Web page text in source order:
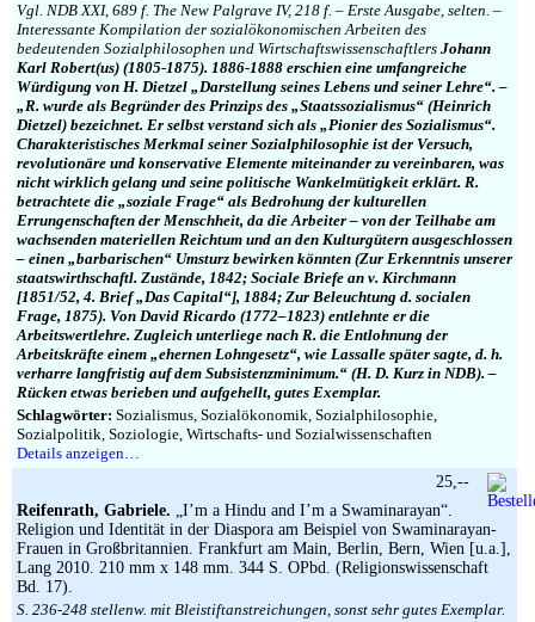
Vgl. NDB XXI, 689 f. The New Palgrave IV, 218 f. – Erste Ausgabe, selten. –
Interessante Kompilation der sozialökonomischen Arbeiten des
bedeutenden Sozialphilosophen und Wirtschaftswissenschaftlers Johann
Karl Robert(us) (1805-1875). 1886-1888 erschien eine umfangreiche
Würdigung von H. Dietzel „Darstellung seines Lebens und seiner Lehre“. –
„R. wurde als Begründer des Prinzips des „Staatssozialismus“ (Heinrich
Dietzel) bezeichnet. Er selbst verstand sich als „Pionier des Sozialismus“.
Charakteristisches Merkmal seiner Sozialphilosophie ist der Versuch,
revolutionäre und konservative Elemente miteinander zu vereinbaren, was
nicht wirklich gelang und seine politische Wankelmütigkeit erklärt. R.
betrachtete die „soziale Frage“ als Bedrohung der kulturellen
Errungenschaften der Menschheit, da die Arbeiter – von der Teilhabe am
wachsenden materiellen Reichtum und an den Kulturgütern ausgeschlossen
– einen „barbarischen“ Umsturz bewirken könnten (Zur Erkenntnis unserer
staatswirthschaftl. Zustände, 1842; Sociale Briefe an v. Kirchmann
[1851/52, 4. Brief „Das Capital“], 1884; Zur Beleuchtung d. socialen
Frage, 1875). Von David Ricardo (1772–1823) entlehnte er die
Arbeitswertlehre. Zugleich unterliege nach R. die Entlohnung der
Arbeitskräfte einem „ehernen Lohngesetz“, wie Lassalle später sagte, d. h.
verharre langfristig auf dem Subsistenzminimum.“ (H. D. Kurz in NDB). –
Rücken etwas berieben und aufgehellt, gutes Exemplar.
Schlagwörter: Sozialismus, Sozialökonomik, Sozialphilosophie,
Sozialpolitik, Soziologie, Wirtschafts- und Sozialwissenschaften
Details anzeigen…
Reifenrath, Gabriele. „I’m a Hindu and I’m a Swaminarayan“.
Religion und Identität in der Diaspora am Beispiel von Swaminarayan-
Frauen in Großbritannien. Frankfurt am Main, Berlin, Bern, Wien [u.a.],
Lang 2010. 210 mm x 148 mm. 344 S. OPbd. (Religionswissenschaft
Bd. 17).
S. 236-248 stellenw. mit Bleistiftanstreichungen, sonst sehr gutes Exemplar.
25,--